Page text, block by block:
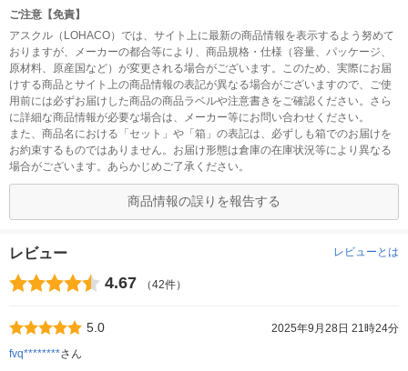
ご注意【免責】
アスクル（LOHACO）では、サイト上に最新の商品情報を表示するよう努めて
おりますが、メーカーの都合等により、商品規格・仕様（容量、パッケージ、
原材料、原産国など）が変更される場合がございます。このため、実際にお届
けする商品とサイト上の商品情報の表記が異なる場合がございますので、ご使
用前には必ずお届けした商品の商品ラベルや注意書きをご確認ください。さら
に詳細な商品情報が必要な場合は、メーカー等にお問い合わせください。
また、商品名における「セット」や「箱」の表記は、必ずしも箱でのお届けを
お約束するものではありません。お届け形態は倉庫の在庫状況等により異なる
場合がございます。あらかじめご了承ください。
商品情報の誤りを報告する
レビュー レビューとは
4.67 （42件）
5.0
2025年9月28日 21時24分
fvq********さん